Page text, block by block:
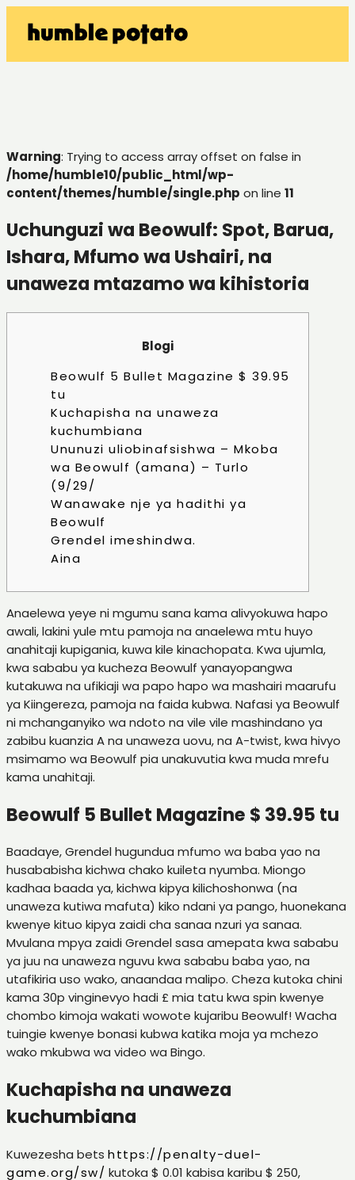
Warning: Trying to access array offset on false in
/home/humble10/public_html/wp-
content/themes/humble/single.php on line 11
Uchunguzi wa Beowulf: Spot, Barua,
Ishara, Mfumo wa Ushairi, na
unaweza mtazamo wa kihistoria
Blogi
Beowulf 5 Bullet Magazine $ 39.95
tu
Kuchapisha na unaweza
kuchumbiana
Ununuzi uliobinafsishwa – Mkoba
wa Beowulf (amana) – Turlo
(9/29/
Wanawake nje ya hadithi ya
Beowulf
Grendel imeshindwa.
Aina
Anaelewa yeye ni mgumu sana kama alivyokuwa hapo
awali, lakini yule mtu pamoja na anaelewa mtu huyo
anahitaji kupigania, kuwa kile kinachopata. Kwa ujumla,
kwa sababu ya kucheza Beowulf yanayopangwa
kutakuwa na ufikiaji wa papo hapo wa mashairi maarufu
ya Kiingereza, pamoja na faida kubwa. Nafasi ya Beowulf
ni mchanganyiko wa ndoto na vile vile mashindano ya
zabibu kuanzia A na unaweza uovu, na A-twist, kwa hivyo
msimamo wa Beowulf pia unakuvutia kwa muda mrefu
kama unahitaji.
Beowulf 5 Bullet Magazine $ 39.95 tu
Baadaye, Grendel hugundua mfumo wa baba yao na
husababisha kichwa chako kuileta nyumba. Miongo
kadhaa baada ya, kichwa kipya kilichoshonwa (na
unaweza kutiwa mafuta) kiko ndani ya pango, huonekana
kwenye kituo kipya zaidi cha sanaa nzuri ya sanaa.
Mvulana mpya zaidi Grendel sasa amepata kwa sababu
ya juu na unaweza nguvu kwa sababu baba yao, na
utafikiria uso wako, anaandaa malipo. Cheza kutoka chini
kama 30p vinginevyo hadi £ mia tatu kwa spin kwenye
chombo kimoja wakati wowote kujaribu Beowulf! Wacha
tuingie kwenye bonasi kubwa katika moja ya mchezo
wako mkubwa wa video wa Bingo.
Kuchapisha na unaweza
kuchumbiana
Kuwezesha bets https://penalty-duel-
game.org/sw/ kutoka $ 0.01 kabisa karibu $ 250,